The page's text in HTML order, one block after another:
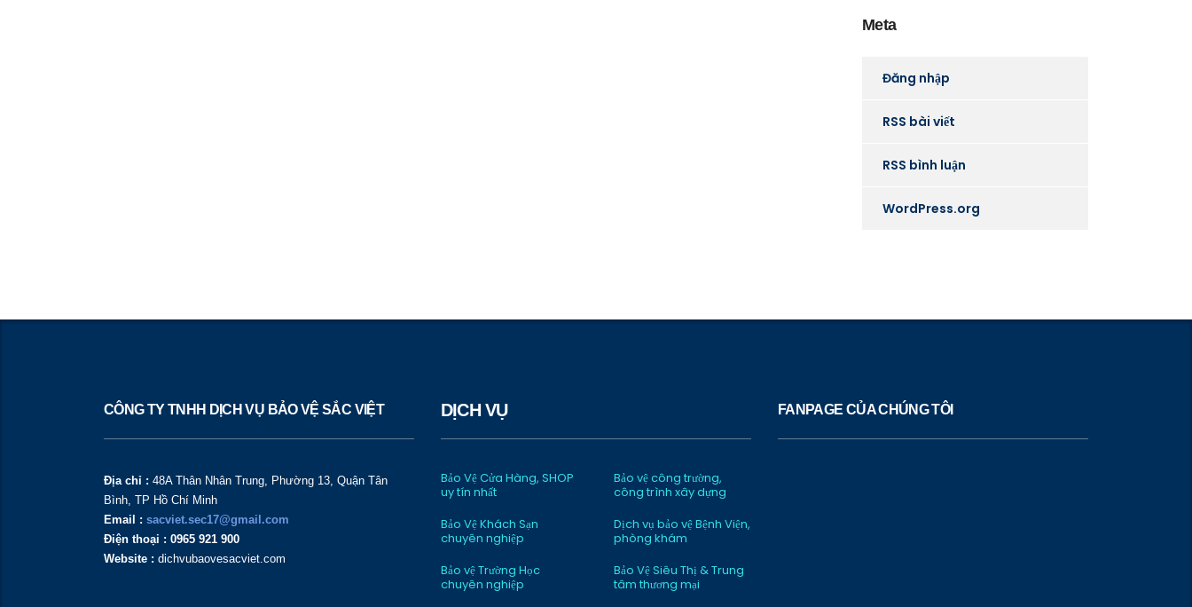
Meta
Đăng nhập
RSS bài viết
RSS bình luận
WordPress.org
CÔNG TY TNHH DỊCH VỤ BẢO VỆ SẮC VIỆT
Địa chỉ : 48A Thân Nhân Trung, Phường 13, Quận Tân
Bình, TP Hồ Chí Minh
Email : sacviet.sec17@gmail.com
Điện thoại : 0965 921 900
Website : dichvubaovesacviet.com
DỊCH VỤ
Bảo Vệ Cửa Hàng, SHOP
uy tín nhất
Bảo vệ công trường,
công trình xây dựng
Bảo Vệ Khách Sạn
chuyên nghiệp
Dịch vụ bảo vệ Bệnh Viện,
phòng khám
Bảo vệ Trường Học
chuyên nghiệp
Bảo Vệ Siêu Thị & Trung
tâm thương mại
FANPAGE CỦA CHÚNG TÔI